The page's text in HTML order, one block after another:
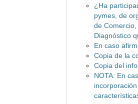
¿Ha
pymes, de
de
Diagnóstico
En caso
Copia de la
Copia del
NOTA: En